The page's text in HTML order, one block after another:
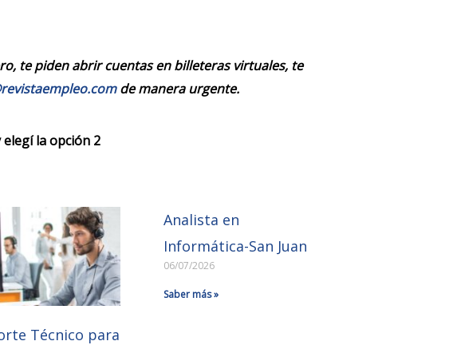
te piden abrir cuentas en billeteras virtuales, te
de manera urgente.
la opción 2
Técnico para
Analista en
Informática-San Juan
06/07/2026
Saber más »